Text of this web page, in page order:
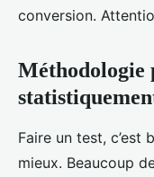
conversion.
Méthodologie
Faire un test, c’est
mieux. Beaucoup